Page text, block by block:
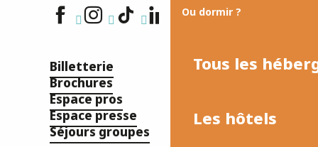
Ou dormir ?
Tous les
Les hôtels
Billetterie
Brochures
Espace pros
Espace presse
Séjours groupes